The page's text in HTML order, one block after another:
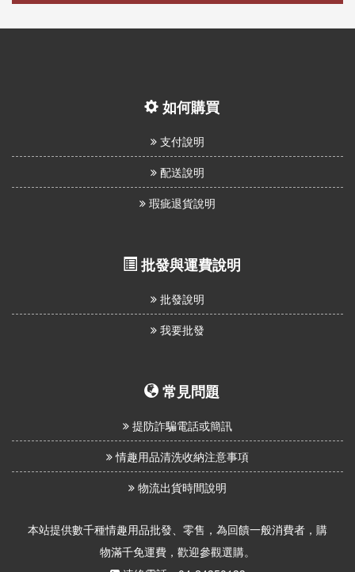
如何購買
支付說明
配送說明
瑕疵退貨說明
批發與運費說明
批發說明
我要批發
常見問題
提防詐騙電話或簡訊
情趣用品清洗收納注意事項
物流出貨時間說明
本站提供數千種情趣用品批發、零售，為回饋一般消費者，購
物滿千免運費，歡迎參觀選購。